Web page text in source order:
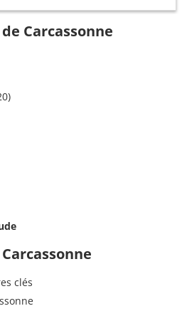
Carcassonne
clés